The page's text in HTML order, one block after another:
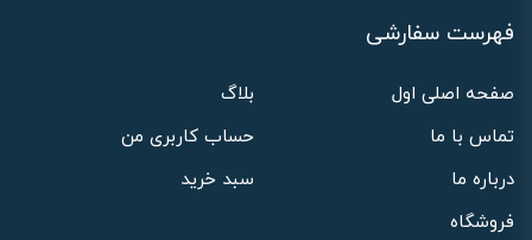
فهرست سفارشی
صفحه اصلی اول
بلاگ
تماس با ما
حساب کاربری من
درباره ما
سبد خرید
فروشگاه